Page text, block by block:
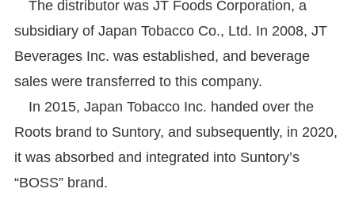
The distributor was JT Foods Corporation, a
subsidiary of Japan Tobacco Co., Ltd. In 2008, JT
Beverages Inc. was established, and beverage
sales were transferred to this company.
In 2015, Japan Tobacco Inc. handed over the
Roots brand to Suntory, and subsequently, in 2020,
it was absorbed and integrated into Suntory’s
“BOSS” brand.